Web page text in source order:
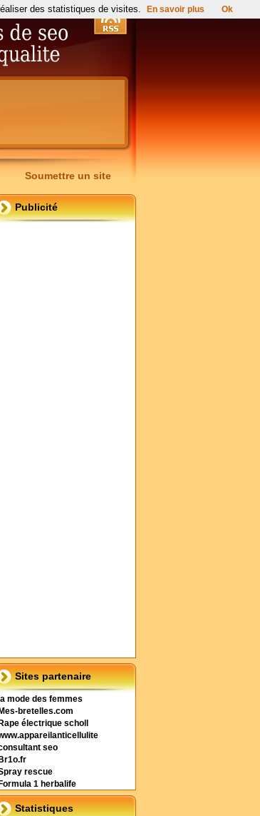
Soumettre un site
Publicité
Sites partenaire
la mode des femmes
Mes-bretelles.com
Rape électrique scholl
seo
Br1o.fr
rescue
Formula 1 herbalife
Statistiques
des statistiques de visites. En savoir plus Ok